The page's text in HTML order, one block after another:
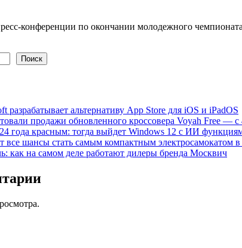
конференции по окончании молодежного
Поиск
разрабатывает альтернативу App Store для iOS и iPadOS
продажи обновленного кроссовера Voyah Free —
года красным: тогда выйдет Windows 12 с ИИ
все шансы стать самым компактным электросамокатом
как на самом деле работают дилеры бренда Москвич